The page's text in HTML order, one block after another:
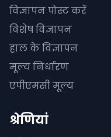
विज्ञापन पोस्ट करें
विशेष विज्ञापन
हाल के विज्ञापन
मूल्य निर्धारण
एपीएमसी मूल्य
श्रेणियां